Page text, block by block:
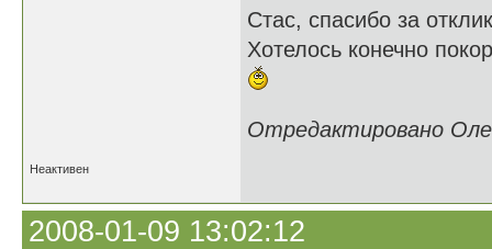
Стас, спасибо за отклик
Хотелось конечно
Отредактировано
Неактивен
2008-01-09 13:02:12